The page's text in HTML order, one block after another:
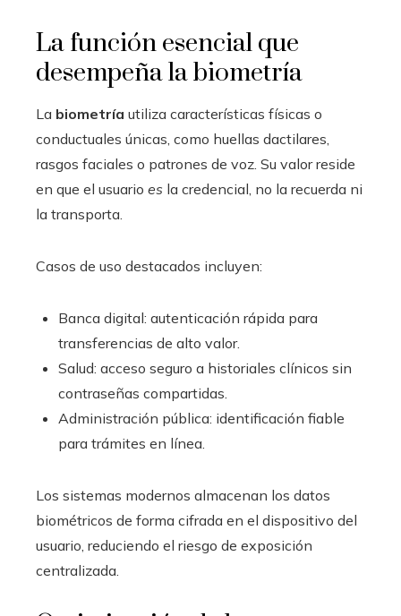
La función esencial que
desempeña la biometría
La biometría utiliza características físicas o
conductuales únicas, como huellas dactilares,
rasgos faciales o patrones de voz. Su valor reside
en que el usuario es la credencial, no la recuerda ni
la transporta.
Casos de uso destacados incluyen:
Banca digital: autenticación rápida para
transferencias de alto valor.
Salud: acceso seguro a historiales clínicos sin
contraseñas compartidas.
Administración pública: identificación fiable
para trámites en línea.
Los sistemas modernos almacenan los datos
biométricos de forma cifrada en el dispositivo del
usuario, reduciendo el riesgo de exposición
centralizada.